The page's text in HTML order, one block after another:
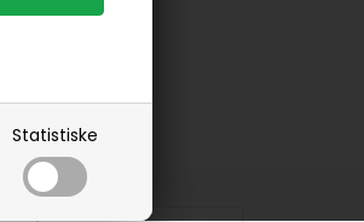
Statistiske